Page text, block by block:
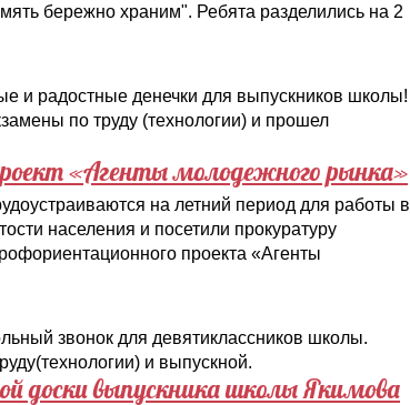
бережно храним". Ребята разделились на 2
и радостные денечки для выпускников школы!
по труду (технологии) и прошел
«Агенты молодежного рынка»
на летний период для работы в
населения и посетили прокуратуру
проекта «Агенты
звонок для девятиклассников школы.
и выпускной.
доски выпускника школы Якимова